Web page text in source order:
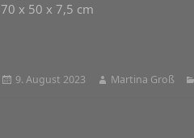
70 x 50 x 7,5 cm
Veröffentlicht
9. August 2023 Autor
Martina Groß